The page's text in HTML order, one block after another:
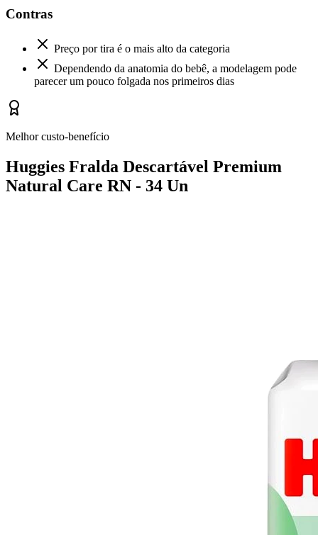
Contras
Preço por tira é o mais alto da categoria
Dependendo da anatomia do bebê, a modelagem pode
parecer um pouco folgada nos primeiros dias
Melhor custo-benefício
Huggies Fralda Descartável Premium
Natural Care RN - 34 Un